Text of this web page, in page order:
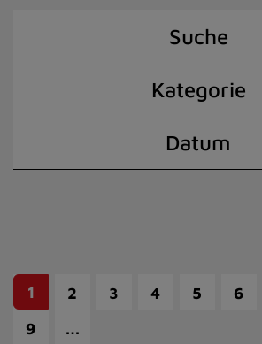
Suche
Kategorie
Datum
1 2 3 4 5 6
9
…